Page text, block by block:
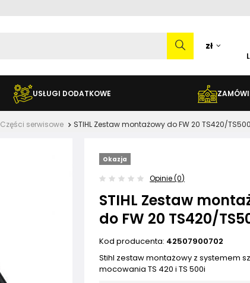
zł
USŁUGI DODATKOWE
Części serwisowe STIHL Zestaw montażowy do FW 20 TS420/
Okazja
Opinie (0)
STIHL Zestaw
do FW 20 TS420/
Kod producenta: 42507900702
Stihl zestaw montażowy z systemem
mocowania TS 420 i TS 500i